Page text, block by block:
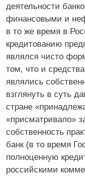
деятельности
финансовыми и
в то же время в
кредитованию
являлся чисто
том, что и
являлись
взглянуть в суть
стране
«присматривало»
собственность
банк (в то время
полноценную
российскими